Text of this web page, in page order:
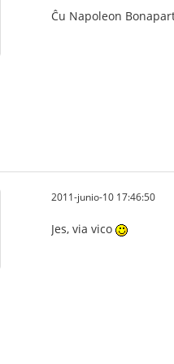
Ĉu Napoleon
2011-junio-10 17:46:50
Jes, via vico